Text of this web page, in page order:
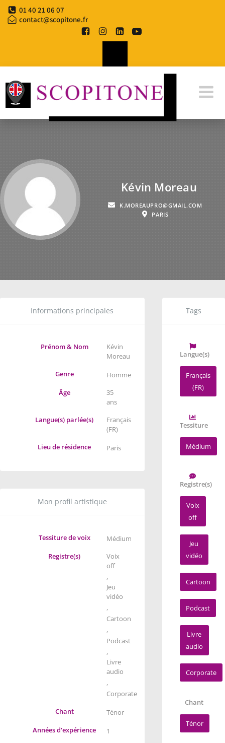
01 40 21 06 07
contact@scopitone.fr
Kévin Moreau
K.MOREAUPRO@GMAIL.COM
PARIS
Informations principales
Prénom & Nom
Kévin
Moreau
Genre
Homme
Âge
35
ans
Langue(s) parlée(s)
Français
(FR)
Lieu de résidence
Paris
Mon profil artistique
Tessiture de voix
Médium
Registre(s)
Voix
off
,
Jeu
vidéo
,
Cartoon
,
Podcast
,
Livre
audio
,
Corporate
Chant
Ténor
Années d'expérience
1
Tags
Langue(s)
Français
(FR)
Tessiture
Médium
Registre(s)
Voix
off
Jeu
vidéo
Cartoon
Podcast
Livre
audio
Corporate
Chant
Ténor